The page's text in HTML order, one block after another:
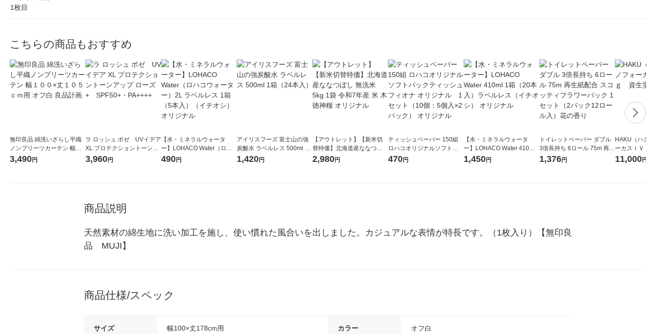
こちらの商品もおすすめ
無印良品 綿洗いざらし平織
ノンプリーツカーテン 幅１
００×丈１０５ｃｍ用 オフ白
良品計画
3,490円
ラ ロッシュ ポゼ UVイデア
XL プロテクショントーンア
ップ ローズ+ SPF50+・PA
++++
3,960円
【水・ミネラルウォータ
ー】LOHACO Water（ロハ
コウォーター）2L ラベルレ
490円
アイリスフーズ 富士山の強
炭酸水 ラベルレス 500ml 1
箱（24本入）
1,420円
【アウトレット】【新米切
替特価】北海道産ななつぼ
し 無洗米 5kg 1袋 令和7年産
米 木徳神糧 オリジナル
2,980円
ティッシュペーパー 150組
ロハコオリジナルソフトパ
ックティッシュ フィオナ オ
470円
【水・ミネラルウォータ
ー】LOHACO Water 410ml
1箱（20本入）ラベルレス
（イチオシ） オリジナル
1,450円
トイレットペーパー ダブル
3倍長持ち 6ロール 75m 再生
紙配合 スコッティフラワー
パック 1セット（2パック12
1,376円
HAKU（ハク
ーカスＩＶ
堂 おまけ付き
11,000円
商品説明
天然素材の綿生地に洗い加工を施し、使い慣れた風合いを出しました。カジュアルな表情が特長です。（1枚入り）【無印良
品　MUJI】
商品仕様/スペック
サイズ 幅100×丈178cm用 カラー オフ白